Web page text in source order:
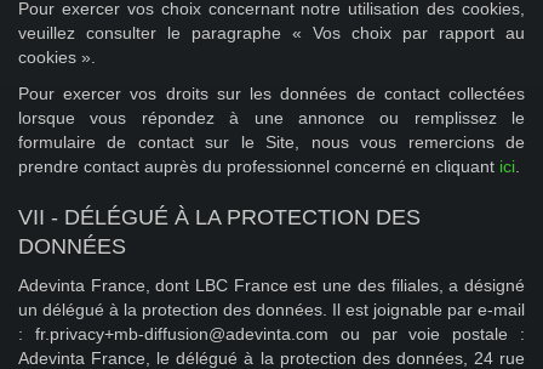
Pour exercer vos choix concernant notre utilisation des cookies,
veuillez consulter le paragraphe « Vos choix par rapport au
cookies ».
Pour exercer vos droits sur les données de contact collectées
lorsque vous répondez à une annonce ou remplissez le
formulaire de contact sur le Site, nous vous remercions de
prendre contact auprès du professionnel concerné en cliquant ici
VII - DÉLÉGUÉ À LA PROTECTION DES
DONNÉES
Adevinta France, dont LBC France est une des filiales, a désigné
un délégué à la protection des données. Il est joignable par e-mail
: fr.privacy+mb-diffusion@adevinta.com ou par voie postale :
Adevinta France, le délégué à la protection des données, 24 rue